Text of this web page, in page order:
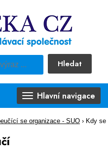
Hledat
předdefinovaný výběr
Hlavní navigace
se organizace - SUO › Kdy se